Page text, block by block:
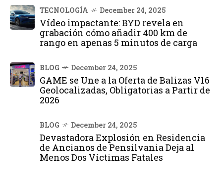
TECNOLOGÍA December 24, 2025
Vídeo impactante: BYD revela en
grabación cómo añadir 400 km de
rango en apenas 5 minutos de carga
BLOG December 24, 2025
GAME se Une a la Oferta de Balizas V16
Geolocalizadas, Obligatorias a Partir de
2026
BLOG December 24, 2025
Devastadora Explosión en Residencia
de Ancianos de Pensilvania Deja al
Menos Dos Víctimas Fatales